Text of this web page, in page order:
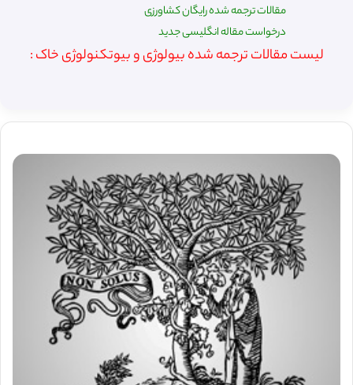
مقالات ترجمه شده رایگان کشاورزی
درخواست مقاله انگلیسی جدید
لیست مقالات ترجمه شده بیولوژی و بیوتکنولوژی خاک :